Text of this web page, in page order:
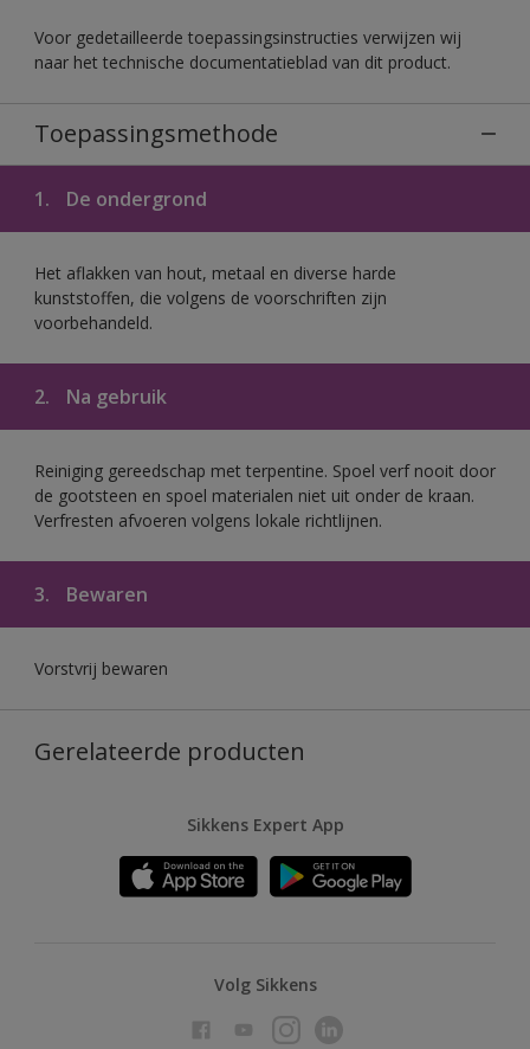
Voor gedetailleerde toepassingsinstructies verwijzen wij
naar het technische documentatieblad van dit product.
Toepassingsmethode
1. De ondergrond
Het aflakken van hout, metaal en diverse harde
kunststoffen, die volgens de voorschriften zijn
voorbehandeld.
2. Na gebruik
Reiniging gereedschap met terpentine. Spoel verf nooit door
de gootsteen en spoel materialen niet uit onder de kraan.
Verfresten afvoeren volgens lokale richtlijnen.
3. Bewaren
Vorstvrij bewaren
Gerelateerde producten
Sikkens Expert App
Volg Sikkens